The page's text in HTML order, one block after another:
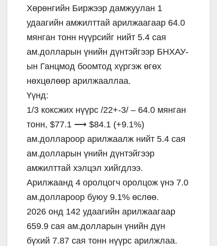
Хөрөнгийн Биржээр дамжуулан 1
удаагийн амжилттай арилжаагаар 64.0
мянган тонн нүүрсийг нийт 5.4 сая
ам.долларын үнийн дүнтэйгээр БНХАУ-
ын Ганцмод боомтод хүргэж өгөх
нөхцөлөөр арилжааллаа.
Үүнд:
1/3 коксжих нүүрс /22+-3/ – 64.0 мянган
тонн, $77.1 ⟶ $84.1 (+9.1%)
ам.доллароор арилжаалж нийт 5.4 сая
ам.долларын үнийн дүнтэйгээр
амжилттай хэлцэл хийгдлээ.
Арилжаанд 4 оролцогч оролцож үнэ 7.0
ам.доллароор буюу 9.1% өслөө.
2026 онд 142 удаагийн арилжаагаар
659.9 сая ам.долларын үнийн дүн
бүхий 7.87 сая тонн нүүрс арилжлаа.